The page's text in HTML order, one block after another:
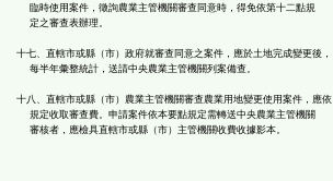
臨時使用案件，徵詢農業主管機關審查同意時，得免依第十二點規
定之審查表辦理。
十七、直轄市或縣（市）政府就審查同意之案件，應於土地完成變更後，
每半年彙整統計，送請中央農業主管機關列案備查。
十八、直轄市或縣（市）農業主管機關審查農業用地變更使用案件，應依
規定收取審查費。申請案件依本要點規定需轉送中央農業主管機關
審核者，應檢具直轄市或縣（市）主管機關收費收據影本。